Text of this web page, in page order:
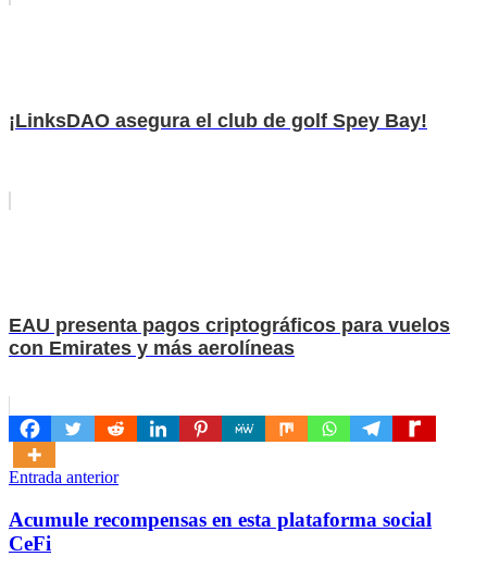
¡LinksDAO asegura el club de golf Spey Bay!
EAU presenta pagos criptográficos para vuelos
con Emirates y más aerolíneas
Navegación
de
entradas
Entrada anterior
Acumule recompensas en esta plataforma social
CeFi